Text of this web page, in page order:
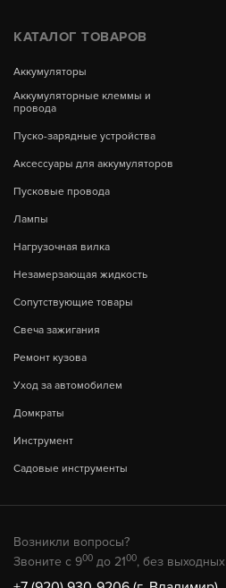
КАТАЛОГ ТОВАРОВ
Аккумуляторы
Аккумуляторные клеммы и
провода
Пуско-зарядные устройства
Аксессуары для аккумуляторов
Пусковые провода
Лампы
Нагрузочная вилка
Незамерзающая жидкость
Сопутствующие товары
Свеча зажигания
Ремонт кузова
Уход за автомобилем
Домкраты
Инструмент
Садовые инструменты
Возникли вопросы?
Звоните с 900 до 2100, без выходных